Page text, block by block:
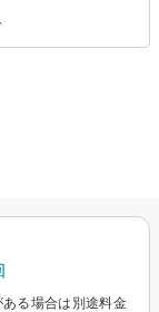
ュー(エステ)
る場合は別途料金